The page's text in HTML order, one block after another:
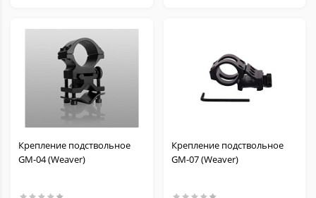
Крепление подствольное
GM-04 (Weaver)
Крепление подствольное
GM-07 (Weaver)